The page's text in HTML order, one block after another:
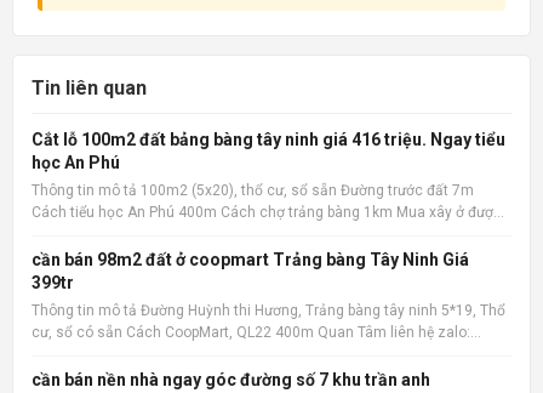
Tin liên quan
Cắt lỗ 100m2 đất bảng bàng tây ninh giá 416 triệu. Ngay tiểu
học An Phú
Thông tin mô tả 100m2 (5x20), thổ cư, sổ sẵn Đường trước đất 7m
Cách tiểu học An Phú 400m Cách chợ trảng bàng 1km Mua xây ở được
&mdash; Sàn rao vặt nhà đất uy tín 🔗 Tin gốc + ảnh chi
cần bán 98m2 đất ở coopmart Trảng bàng Tây Ninh Giá
399tr
Thông tin mô tả Đường Huỳnh thi Hương, Trảng bàng tây ninh 5*19, Thổ
cư, sổ có sẵn Cách CoopMart, QL22 400m Quan Tâm liên hệ zalo:
nhà đất uy tín 🔗 Tin gốc + ảnh chi tiết: https://muabann
cần bán nền nhà ngay góc đường số 7 khu trần anh